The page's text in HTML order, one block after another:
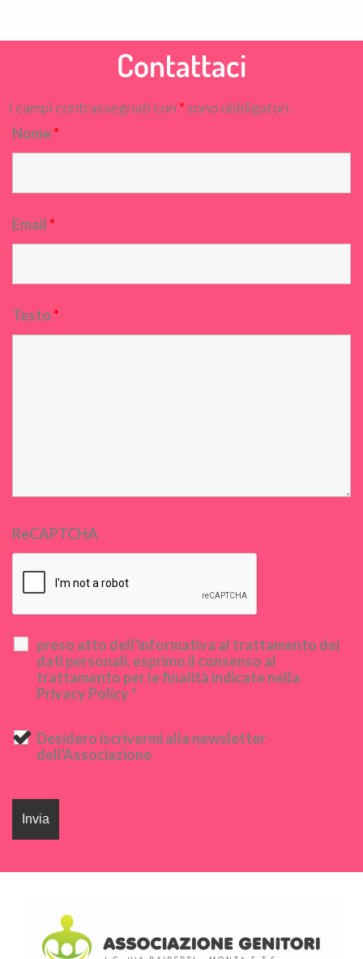
Contattaci
I campi contrassegnati con * sono obbligatori.
Nome*
Email*
Testo*
ReCAPTCHA
preso atto dell'informativa al trattamento dei
dati personali, esprimo il consenso al
trattamento per le finalità indicate nella
Privacy Policy *
Desidero iscrivermi alla newsletter
dell'Associazione